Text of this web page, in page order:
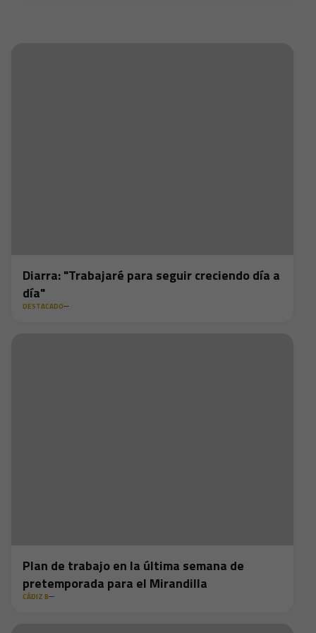
Diarra: "Trabajaré para seguir creciendo día a
día"
DESTACADO
Plan de trabajo en la última semana de
pretemporada para el Mirandilla
CÁDIZ B